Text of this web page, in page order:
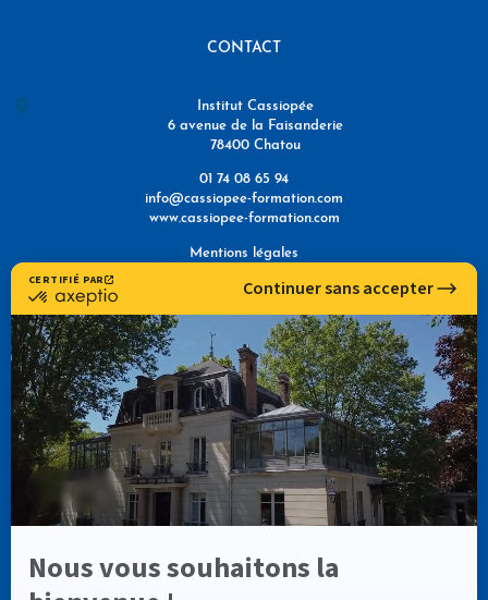
CONTACT
Institut Cassiopée
6 avenue de la Faisanderie
78400 Chatou
01 74 08 65 94
info@cassiopee-formation.com
www.cassiopee-formation.com
Mentions légales
NOUS TROUVER